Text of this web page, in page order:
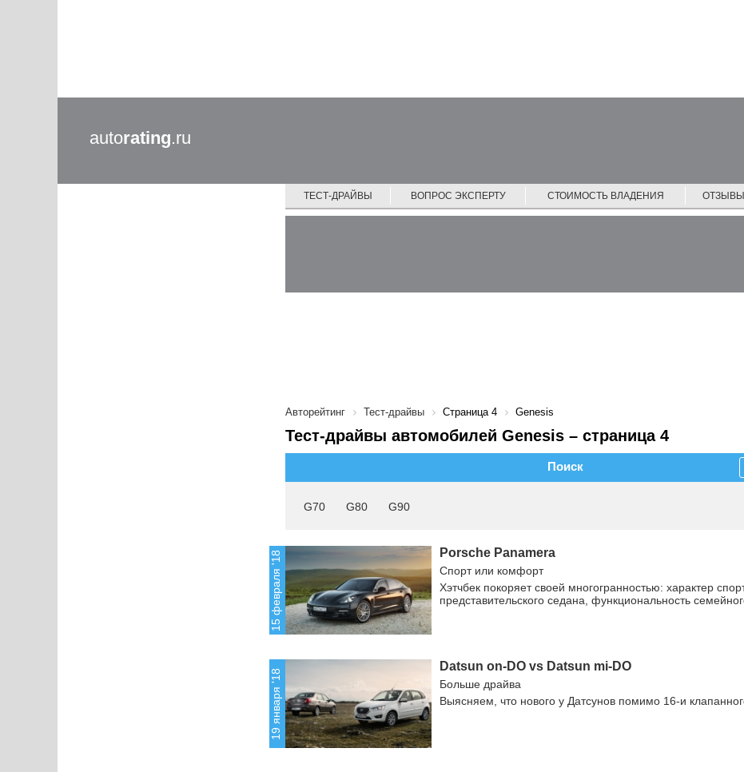
autorating.ru
ТЕСТ-ДРАЙВЫ ВОПРОС ЭКСПЕРТУ СТОИМОСТЬ ВЛАДЕНИЯ ОТЗЫВЫ
Авторейтинг Тест-драйвы Страница 4 Genesis
Тест-драйвы автомобилей Genesis – страница 4
Поиск
G70 G80 G90
15 февраля '18 Porsche Panamera
Спорт или комфорт
Хэтчбек покоряет своей многогранностью: характер
представительского седана, функциональность
19 января '18
Datsun on-DO vs Datsun mi-DO
Больше драйва
Выясняем, что нового у Датсунов помимо 16-и